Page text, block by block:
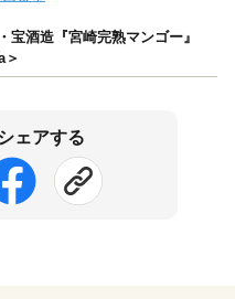
宝酒造『宮崎完熟マンゴー』
ェアする